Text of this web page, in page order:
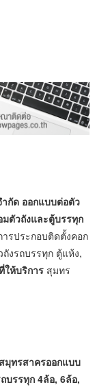
กัด ออกแบบต่อตัว
ตัวถังและตู้บรรทุก
ารประกอบติดตั้งคอก
งรถบรรทุก ตู้แห้ง,
ให้บริการ สุมทร
มุทรสาครออกแบบ
บรรทุก 4ล้อ, 6ล้อ,